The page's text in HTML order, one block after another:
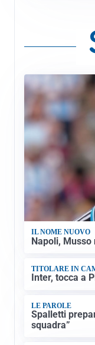
IL NOME NUOVO
Napoli, Musso
TITOLARE IN
Inter, tocca a
LE PAROLE
Spalletti
squadra”